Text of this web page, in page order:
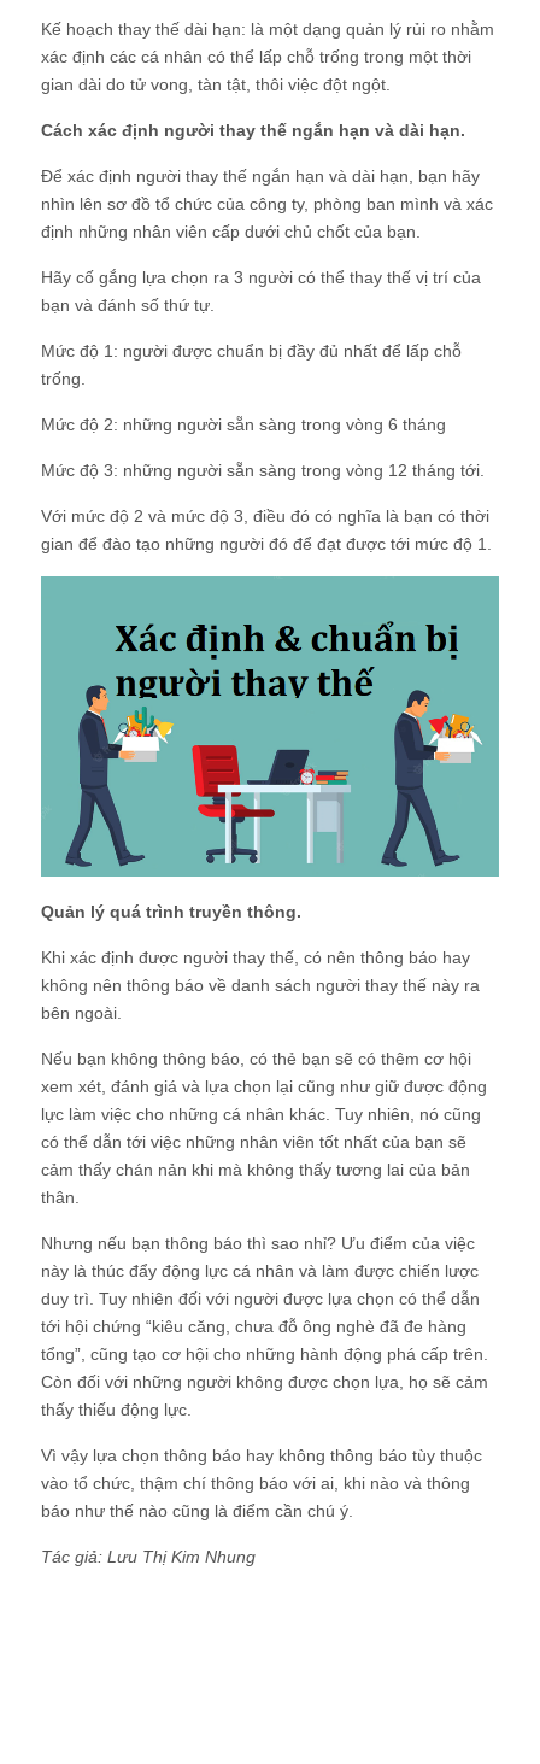
Kế hoạch thay thế dài hạn: là một dạng quản lý rủi ro nhằm
xác định các cá nhân có thể lấp chỗ trống trong một thời
gian dài do tử vong, tàn tật, thôi việc đột ngột.
Cách xác định người thay thế ngắn hạn và dài hạn.
Để xác định người thay thế ngắn hạn và dài hạn, bạn hãy
nhìn lên sơ đồ tổ chức của công ty, phòng ban mình và xác
định những nhân viên cấp dưới chủ chốt của bạn.
Hãy cố gắng lựa chọn ra 3 người có thể thay thế vị trí của
bạn và đánh số thứ tự.
Mức độ 1: người được chuẩn bị đầy đủ nhất để lấp chỗ
trống.
Mức độ 2: những người sẵn sàng trong vòng 6 tháng
Mức độ 3: những người sẵn sàng trong vòng 12 tháng tới.
Với mức độ 2 và mức độ 3, điều đó có nghĩa là bạn có thời
gian để đào tạo những người đó để đạt được tới mức độ 1.
Quản lý quá trình truyền thông.
Khi xác định được người thay thế, có nên thông báo hay
không nên thông báo về danh sách người thay thế này ra
bên ngoài.
Nếu bạn không thông báo, có thẻ bạn sẽ có thêm cơ hội
xem xét, đánh giá và lựa chọn lại cũng như giữ được động
lực làm việc cho những cá nhân khác. Tuy nhiên, nó cũng
có thể dẫn tới việc những nhân viên tốt nhất của bạn sẽ
cảm thấy chán nản khi mà không thấy tương lai của bản
thân.
Nhưng nếu bạn thông báo thì sao nhỉ? Ưu điểm của việc
này là thúc đẩy động lực cá nhân và làm được chiến lược
duy trì. Tuy nhiên đối với người được lựa chọn có thể dẫn
tới hội chứng “kiêu căng, chưa đỗ ông nghè đã đe hàng
tổng”, cũng tạo cơ hội cho những hành động phá cấp trên.
Còn đối với những người không được chọn lựa, họ sẽ cảm
thấy thiếu động lực.
Vì vậy lựa chọn thông báo hay không thông báo tùy thuộc
vào tổ chức, thậm chí thông báo với ai, khi nào và thông
báo như thế nào cũng là điểm cần chú ý.
Tác giả: Lưu Thị Kim Nhung